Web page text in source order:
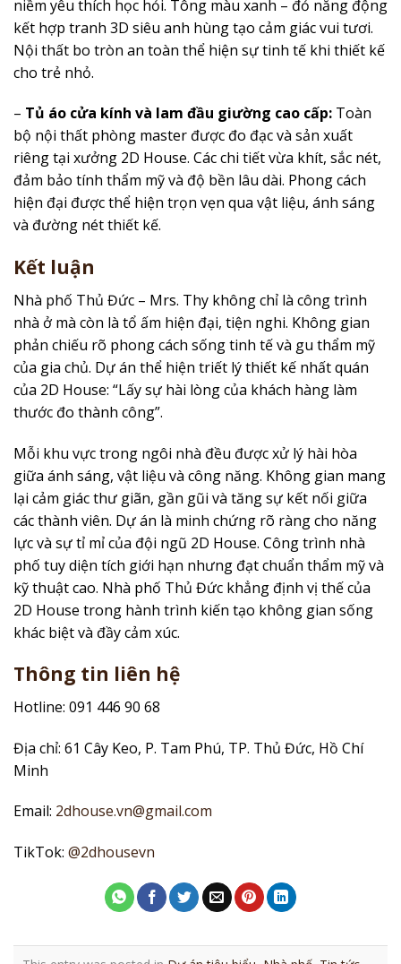
niềm yêu thích học hỏi. Tông màu xanh – đỏ năng động
kết hợp tranh 3D siêu anh hùng tạo cảm giác vui tươi.
Nội thất bo tròn an toàn thể hiện sự tinh tế khi thiết kế
cho trẻ nhỏ.
– Tủ áo cửa kính và lam đầu giường cao cấp: Toàn
bộ nội thất phòng master được đo đạc và sản xuất
riêng tại xưởng 2D House. Các chi tiết vừa khít, sắc nét,
đảm bảo tính thẩm mỹ và độ bền lâu dài. Phong cách
hiện đại được thể hiện trọn vẹn qua vật liệu, ánh sáng
và đường nét thiết kế.
Kết luận
Nhà phố Thủ Đức – Mrs. Thy không chỉ là công trình
nhà ở mà còn là tổ ấm hiện đại, tiện nghi. Không gian
phản chiếu rõ phong cách sống tinh tế và gu thẩm mỹ
của gia chủ. Dự án thể hiện triết lý thiết kế nhất quán
của 2D House: “Lấy sự hài lòng của khách hàng làm
thước đo thành công”.
Mỗi khu vực trong ngôi nhà đều được xử lý hài hòa
giữa ánh sáng, vật liệu và công năng. Không gian mang
lại cảm giác thư giãn, gần gũi và tăng sự kết nối giữa
các thành viên. Dự án là minh chứng rõ ràng cho năng
lực và sự tỉ mỉ của đội ngũ 2D House. Công trình nhà
phố tuy diện tích giới hạn nhưng đạt chuẩn thẩm mỹ và
kỹ thuật cao. Nhà phố Thủ Đức khẳng định vị thế của
2D House trong hành trình kiến tạo không gian sống
khác biệt và đầy cảm xúc.
Thông tin liên hệ
Hotline: 091 446 90 68
Địa chỉ: 61 Cây Keo, P. Tam Phú, TP. Thủ Đức, Hồ Chí
Minh
Email: 2dhouse.vn@gmail.com
TikTok: @2dhousevn